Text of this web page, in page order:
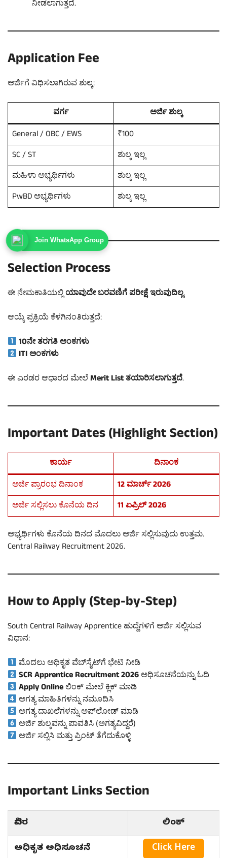
ನೀಡಲಾಗುತ್ತದೆ.
Application Fee
ಅರ್ಜಿಗೆ ವಿಧಿಸಲಾಗಿರುವ ಶುಲ್ಕ:
ವರ್ಗ
ಅರ್ಜಿ ಶುಲ್ಕ
General / OBC / EWS
₹100
SC / ST
ಶುಲ್ಕ ಇಲ್ಲ
ಮಹಿಳಾ ಅಭ್ಯರ್ಥಿಗಳು
ಶುಲ್ಕ ಇಲ್ಲ
PwBD ಅಭ್ಯರ್ಥಿಗಳು
ಶುಲ್ಕ ಇಲ್ಲ
Selection Process
ಈ ನೇಮಕಾತಿಯಲ್ಲಿಯಾವುದೇ ಬರವಣಿಗೆ ಪರೀಕ್ಷೆ ಇರುವುದಿಲ್ಲ.
ಆಯ್ಕೆ ಪ್ರಕ್ರಿಯೆ ಕೆಳಗಿನಂತಿರುತ್ತದೆ:
10ನೇ ತರಗತಿ ಅಂಕಗಳು
ITI ಅಂಕಗಳು
ಈ ಎರಡರ ಆಧಾರದ ಮೇಲೆMerit List ತಯಾರಿಸಲಾಗುತ್ತದೆ.
Important Dates (Highlight Section)
ಕಾರ್ಯ
ದಿನಾಂಕ
ಅರ್ಜಿ ಪ್ರಾರಂಭ ದಿನಾಂಕ
12 ಮಾರ್ಚ್ 2026
ಅರ್ಜಿ ಸಲ್ಲಿಸಲು ಕೊನೆಯ ದಿನ
11 ಏಪ್ರಿಲ್ 2026
ಅಭ್ಯರ್ಥಿಗಳು ಕೊನೆಯ ದಿನದ ಮೊದಲು ಅರ್ಜಿ ಸಲ್ಲಿಸುವುದು ಉತ್ತಮ.
Central Railway Recruitment 2026.
How to Apply (Step-by-Step)
South Central Railway Apprentice ಹುದ್ದೆಗಳಿಗೆ ಅರ್ಜಿ ಸಲ್ಲಿಸುವ
ವಿಧಾನ:
ಮೊದಲು ಅಧಿಕೃತ ವೆಬ್‌ಸೈಟ್‌ಗೆ ಭೇಟಿ ನೀಡಿ
SCR Apprentice Recruitment 2026ಅಧಿಸೂಚನೆಯನ್ನು ಓದಿ
Apply Onlineಲಿಂಕ್ ಮೇಲೆ ಕ್ಲಿಕ್ ಮಾಡಿ
ಅಗತ್ಯ ಮಾಹಿತಿಗಳನ್ನು ನಮೂದಿಸಿ
ಅಗತ್ಯ ದಾಖಲೆಗಳನ್ನು ಅಪ್‌ಲೋಡ್ ಮಾಡಿ
ಅರ್ಜಿ ಶುಲ್ಕವನ್ನು ಪಾವತಿಸಿ (ಅಗತ್ಯವಿದ್ದರೆ)
ಅರ್ಜಿ ಸಲ್ಲಿಸಿ ಮತ್ತು ಪ್ರಿಂಟ್ ತೆಗೆದುಕೊಳ್ಳಿ
Important Links Section
ವಿವರ ಲಿಂಕ್
ಅಧಿಕೃತ ಅಧಿಸೂಚನೆ Click Here
Join WhatsApp Group